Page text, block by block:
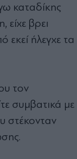
καταδίκης
είχε βρει
εκεί ήλεγχε τα
τον
συμβατικά με
στέκονταν